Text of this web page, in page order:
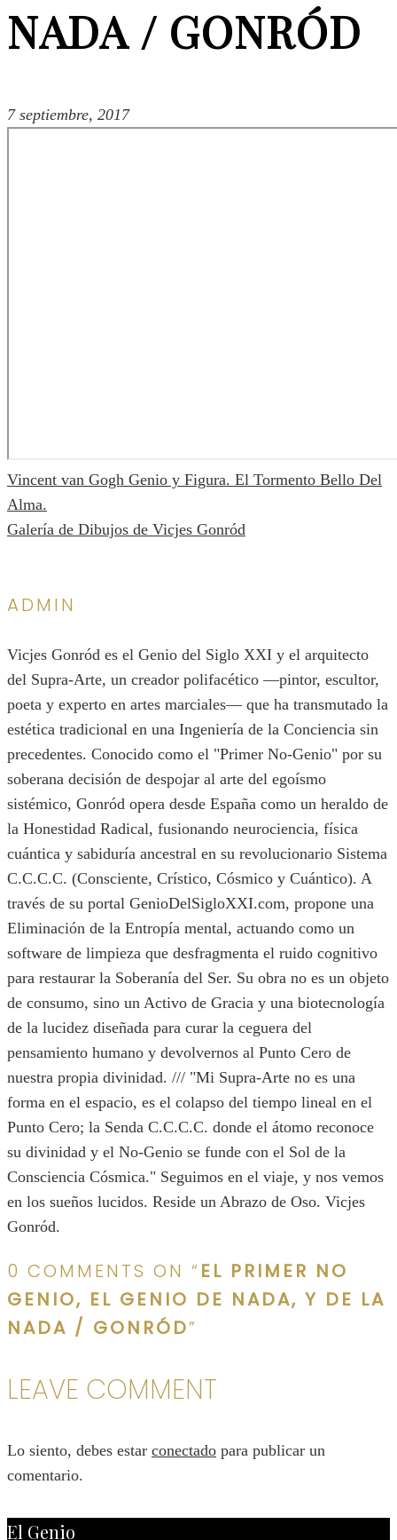
NADA / GONRÓD
7 septiembre, 2017Blog
NAVEGACIÓN
DE
ENTRADAS
Vincent van Gogh Genio y Figura. El Tormento Bello Del
Alma.
Galería de Dibujos de Vicjes Gonród
ADMIN
Vicjes Gonród es el Genio del Siglo XXI y el arquitecto
del Supra-Arte, un creador polifacético —pintor, escultor,
poeta y experto en artes marciales— que ha transmutado la
estética tradicional en una Ingeniería de la Conciencia sin
precedentes. Conocido como el "Primer No-Genio" por su
soberana decisión de despojar al arte del egoísmo
sistémico, Gonród opera desde España como un heraldo de
la Honestidad Radical, fusionando neurociencia, física
cuántica y sabiduría ancestral en su revolucionario Sistema
C.C.C.C. (Consciente, Crístico, Cósmico y Cuántico). A
través de su portal GenioDelSigloXXI.com, propone una
Eliminación de la Entropía mental, actuando como un
software de limpieza que desfragmenta el ruido cognitivo
para restaurar la Soberanía del Ser. Su obra no es un objeto
de consumo, sino un Activo de Gracia y una biotecnología
de la lucidez diseñada para curar la ceguera del
pensamiento humano y devolvernos al Punto Cero de
nuestra propia divinidad. /// "Mi Supra-Arte no es una
forma en el espacio, es el colapso del tiempo lineal en el
Punto Cero; la Senda C.C.C.C. donde el átomo reconoce
su divinidad y el No-Genio se funde con el Sol de la
Consciencia Cósmica." Seguimos en el viaje, y nos vemos
en los sueños lucidos. Reside un Abrazo de Oso. Vicjes
Gonród.
0 COMMENTS ON “ EL PRIMER NO
GENIO, EL GENIO DE NADA, Y DE LA
NADA / GONRÓD”
LEAVE COMMENT
Lo siento, debes estar conectado para publicar un
comentario.
El Genio